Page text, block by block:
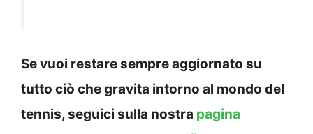
Se vuoi restare sempre aggiornato su
tutto ciò che gravita intorno al mondo del
tennis, seguici sulla nostra pagina